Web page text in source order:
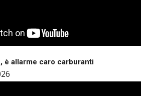
è allarme caro carburanti